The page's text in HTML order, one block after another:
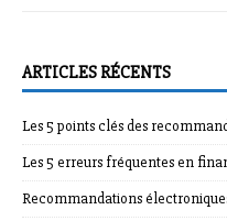
ARTICLES RÉCENTS
Les 5 points clés des
Les 5 erreurs fréquentes en
Recommandations